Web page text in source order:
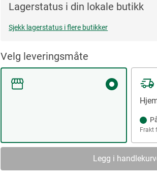
Lagerstatus i din lokale butikk
Sjekk lagerstatus i flere butikker
Velg leveringsmåte
Frakt
Legg i